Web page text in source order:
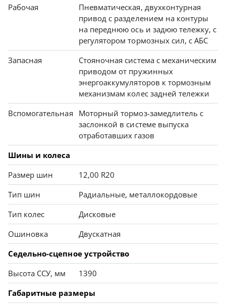
Рабочая
Пневматическая, двухконтурная
привод с разделением на контуры
на переднюю ось и задюю тележку, с
регулятором тормозных сил, с АБС
Запасная
Стояночная система с механическим
приводом от пружинных
энергоаккумуляторов к тормозным
механизмам колес задней тележки
Вспомогательная
Моторный тормоз-замедлитель с
заслонкой в системе выпуска
отработавших газов
Шины и колеса
Размер шин
12,00 R20
Тип шин
Радиальные, металлокордовые
Тип колес
Дисковые
Ошиновка
Двускатная
Седельно-сцепное устройство
Высота ССУ, мм
1390
Габаритные размеры